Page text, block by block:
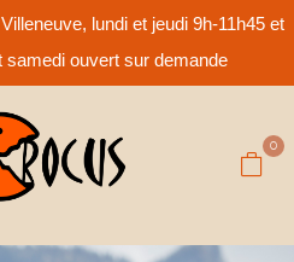
lundi et jeudi 9h-11h45 et
samedi ouvert sur demande
0